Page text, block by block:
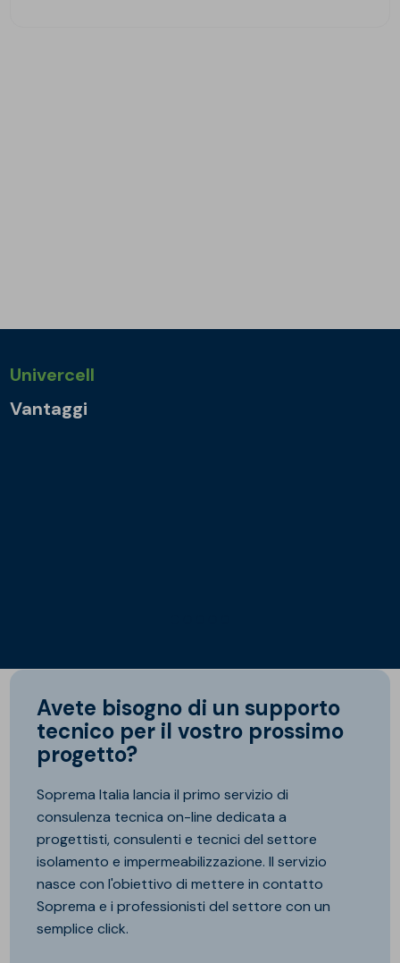
Univercell
Vantaggi
Avete bisogno di un supporto
tecnico per il vostro prossimo
progetto?
Soprema Italia lancia il primo servizio di
consulenza tecnica on-line dedicata a
progettisti, consulenti e tecnici del settore
isolamento e impermeabilizzazione. Il servizio
nasce con l'obiettivo di mettere in contatto
Soprema e i professionisti del settore con un
semplice click.